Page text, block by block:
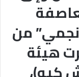
من
هيئة